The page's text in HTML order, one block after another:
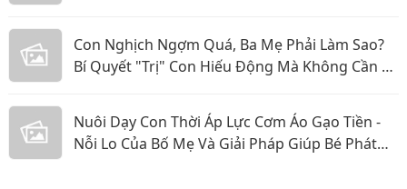
Con Nghịch Ngợm Quá, Ba Mẹ Phải Làm Sao?
Bí Quyết "Trị" Con Hiếu Động Mà Không Cần La
Nuôi Dạy Con Thời Áp Lực Cơm Áo Gạo Tiền -
Nỗi Lo Của Bố Mẹ Và Giải Pháp Giúp Bé Phát